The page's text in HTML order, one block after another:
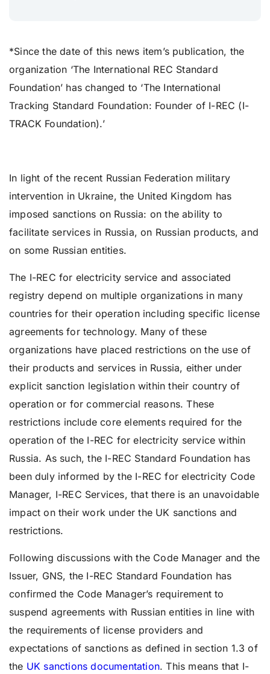
*Since the date of this news item’s publication, the
organization ‘The International REC Standard
Foundation’ has changed to ‘The International
Tracking Standard Foundation: Founder of I-REC (I-
TRACK Foundation).’
In light of the recent Russian Federation military
intervention in Ukraine, the United Kingdom has
imposed sanctions on Russia: on the ability to
facilitate services in Russia, on Russian products, and
on some Russian entities.
The I-REC for electricity service and associated
registry depend on multiple organizations in many
countries for their operation including specific license
agreements for technology. Many of these
organizations have placed restrictions on the use of
their products and services in Russia, either under
explicit sanction legislation within their country of
operation or for commercial reasons. These
restrictions include core elements required for the
operation of the I-REC for electricity service within
Russia. As such, the I-REC Standard Foundation has
been duly informed by the I-REC for electricity Code
Manager, I-REC Services, that there is an unavoidable
impact on their work under the UK sanctions and
restrictions.
Following discussions with the Code Manager and the
Issuer, GNS, the I-REC Standard Foundation has
confirmed the Code Manager’s requirement to
suspend agreements with Russian entities in line with
the requirements of license providers and
expectations of sanctions as defined in section 1.3 of
the UK sanctions documentation. This means that I-